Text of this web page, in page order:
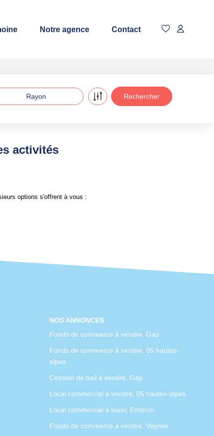
Notre agence Contact
Rayon
activités
options s'offrent à vous :
NOS ANNONCES
Fonds de commerce à vendre, Gap
Fonds de commerce à vendre, 05 hautes-
alpes
Cession de bail à vendre, Gap
Local commercial à vendre, 05 hautes-alpes
Local commercial à louer, Embrun
Fonds de commerce à vendre, Veynes